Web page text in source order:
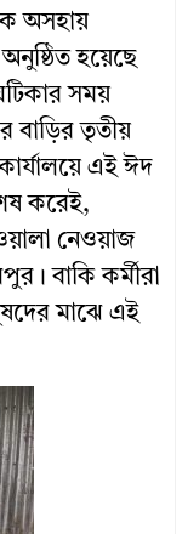
অসহায়
হয়েছে
সময়
বাড়ির তৃতীয়
এই ঈদ
করেই,
নেওয়াজ
বাকি কর্মীরা
মাঝে এই